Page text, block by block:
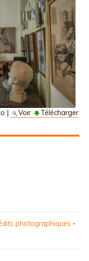
| Voir Télécharger
photographiques -